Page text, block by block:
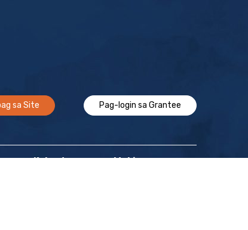
sa Site Pag-login sa Grantee
Kalendaryo Makipag-ugnayan